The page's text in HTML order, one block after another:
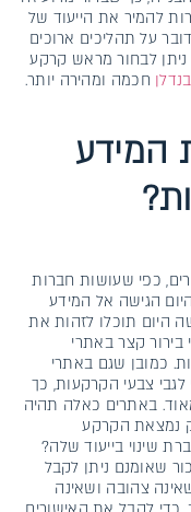
להמיר את הייעוד של
על תהליכים ארוכים
ניתן לבחור מראש קרקע
חכמה ומהירה יותר.
המידע
כפי שעושות חברות
הגישה אל המידע
היום תוכלו לזהות את
קצר באתרי
כמובן שגם באתרי
לגבי צבעי הקרקעות, כך
באתרים כאלה תהיה
נמצאת הקרקע
שינוי בייעוד שלה?
שאומנם ניתן לקבל
צהובה ושאינה